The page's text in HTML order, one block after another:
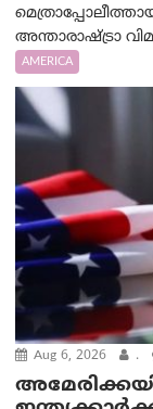
അന്താരാഷ്ട്രാ
AMERICA
Aug 6, 2026 .